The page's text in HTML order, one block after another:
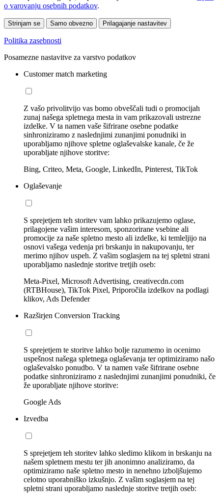
o varovanju osebnih podatkov.
Strinjam se Samo obvezno Prilagajanje nastavitev
Politika zasebnosti
Posamezne nastavitve za varstvo podatkov
Customer match marketing
Z vašo privolitvijo vas bomo obveščali tudi o promocijah
zunaj našega spletnega mesta in vam prikazovali ustrezne
izdelke. V ta namen vaše šifrirane osebne podatke
sinhroniziramo z naslednjimi zunanjimi ponudniki in
uporabljamo njihove spletne oglaševalske kanale, če že
uporabljate njihove storitve:
Bing, Criteo, Meta, Google, LinkedIn, Pinterest, TikTok
Oglaševanje
S sprejetjem teh storitev vam lahko prikazujemo oglase,
prilagojene vašim interesom, sponzorirane vsebine ali
promocije za naše spletno mesto ali izdelke, ki temleljijo na
osnovi vašega vedenja pri brskanju in nakupovanju, ter
merimo njihov uspeh. Z vašim soglasjem na tej spletni strani
uporabljamo naslednje storitve tretjih oseb:
Meta-Pixel, Microsoft Advertising, creativecdn.com
(RTBHouse), TikTok Pixel, Priporočila izdelkov na podlagi
klikov, Ads Defender
Razširjen Conversion Tracking
S sprejetjem te storitve lahko bolje razumemo in ocenimo
uspešnost našega spletnega oglaševanja ter optimiziramo našo
oglaševalsko ponudbo. V ta namen vaše šifrirane osebne
podatke sinhroniziramo z naslednjimi zunanjimi ponudniki, če
že uporabljate njihove storitve:
Google Ads
Izvedba
S sprejetjem teh storitev lahko sledimo klikom in brskanju na
našem spletnem mestu ter jih anonimno analiziramo, da
optimiziramo naše spletno mesto in nenehno izboljšujemo
celotno uporabniško izkušnjo. Z vašim soglasjem na tej
spletni strani uporabljamo naslednje storitve tretjih oseb: